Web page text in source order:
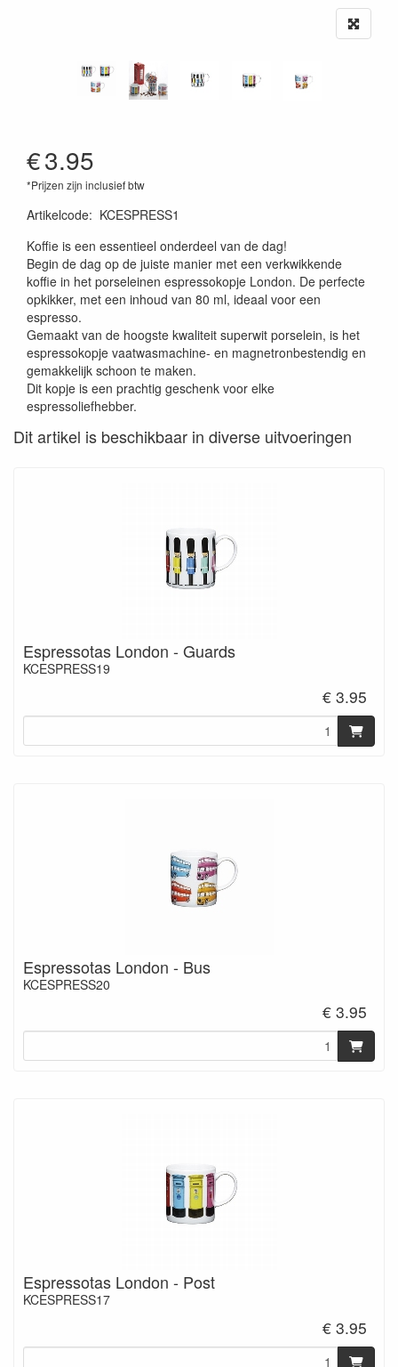
€3.95
*Prijzen zijn inclusief btw
Artikelcode: KCESPRESS1
Koffie is een essentieel onderdeel van de dag!
Begin de dag op de juiste manier met een verkwikkende
koffie in het porseleinen espressokopje London. De perfecte
opkikker, met een inhoud van 80 ml, ideaal voor een
espresso.
Gemaakt van de hoogste kwaliteit superwit porselein, is het
espressokopje vaatwasmachine- en magnetronbestendig en
gemakkelijk schoon te maken.
Dit kopje is een prachtig geschenk voor elke
espressoliefhebber.
Dit artikel is beschikbaar in diverse uitvoeringen
Espressotas London - Guards
KCESPRESS19
€ 3.95
Espressotas London - Bus
KCESPRESS20
€ 3.95
Espressotas London - Post
KCESPRESS17
€ 3.95